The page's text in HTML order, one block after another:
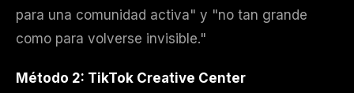
para una comunidad activa" y "no tan grande
como para volverse invisible."
Método 2: TikTok Creative Center